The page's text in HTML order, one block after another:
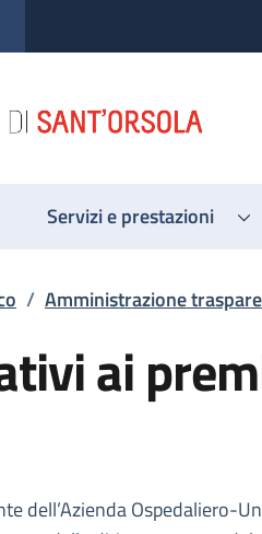
Servizi e prestazioni
pane
/ Amministrazione
ai
dell’Azienda Ospedaliero-